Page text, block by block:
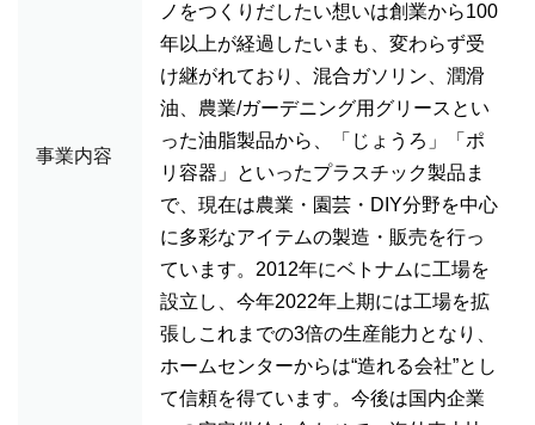
事業内容
ノをつくりだしたい想いは創業から100
年以上が経過したいまも、変わらず受
け継がれており、混合ガソリン、潤滑
油、農業/ガーデニング用グリースとい
った油脂製品から、「じょうろ」「ポ
リ容器」といったプラスチック製品ま
で、現在は農業・園芸・DIY分野を中心
に多彩なアイテムの製造・販売を行っ
ています。2012年にベトナムに工場を
設立し、今年2022年上期には工場を拡
張しこれまでの3倍の生産能力となり、
ホームセンターからは“造れる会社”とし
て信頼を得ています。今後は国内企業